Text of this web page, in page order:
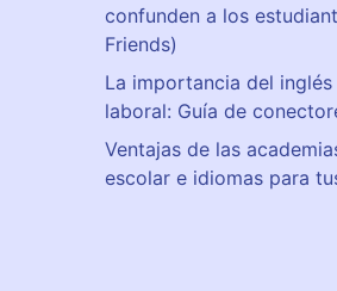
confunden a los
Friends)
La importancia del
laboral: Guía de
Ventajas de las
escolar e idiomas para